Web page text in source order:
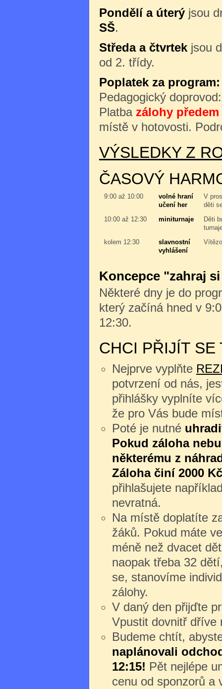
Pondělí a úterý jsou
SŠ.
Středa a čtvrtek jsou
od 2. třídy.
Poplatek za program:
Pedagogický
Platba zálohy
místě v hotovosti.
VÝSLEDKY Z
ČASOVÝ
9:00 až 10:00
volné hraní
učení her
V
děti
10:00 až 12:30
miniturnaje
Děti
kolem 12:30
slavnostní
vyhlášení
Koncepce "zahraj
Některé dny je do
který začíná hned v
12:30.
CHCI PŘIJÍT SE
Nejprve vyplňte
potvrzení od nás,
přihlášky vyplníte
že pro Vás bude
Poté je nutné
Pokud záloha
některému z
Záloha činí 2000
přihlašujete
nevratná.
Na místě doplatíte
žáků. Pokud máte
méně než dvacet
naopak třeba 32
se, stanovíme
zálohy.
V daný den přijďte
Vpustit dovnitř dříve
Budeme chtít,
naplánovali
12:15! Pět nejlépe
cenu od sponzorů a